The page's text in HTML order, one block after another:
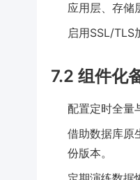
应用层、存储
启用SSL/TLS
7.2 组件化
配置定时全量
借助数据库原
份版本。